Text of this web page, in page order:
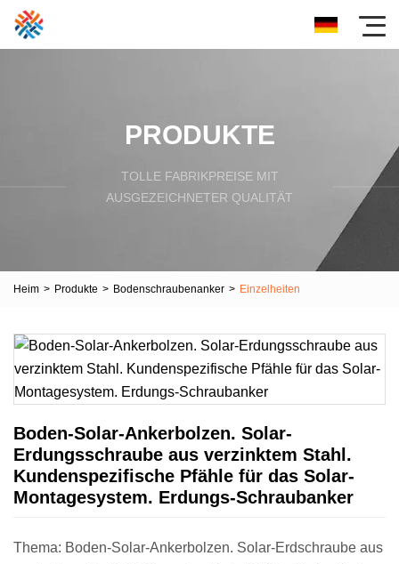
PRODUKTE
TOLLE FABRIKPREISE MIT
AUSGEZEICHNETER QUALITÄT
Heim > Produkte > Bodenschraubenanker > Einzelheiten
Boden-Solar-Ankerbolzen. Solar-
Erdungsschraube aus verzinktem Stahl.
Kundenspezifische Pfähle für das Solar-
Montagesystem. Erdungs-Schraubanker
Thema: Boden-Solar-Ankerbolzen. Solar-Erdschraube aus